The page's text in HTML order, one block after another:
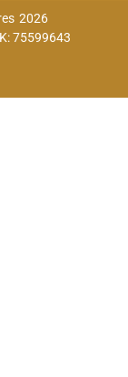
2026
75599643